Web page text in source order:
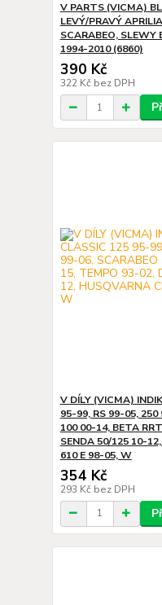
V PARTS (VICMA)
LEVÝ/PRAVÝ
SCARABEO, SLEWY
1994-2010 (6860)
390 Kč
322 Kč bez DPH
V DÍLY (VICMA)
95-99, RS 99-05, 250
100 00-14, BETA
SENDA 50/125 10-
610 E 98-05, W
354 Kč
293 Kč bez DPH